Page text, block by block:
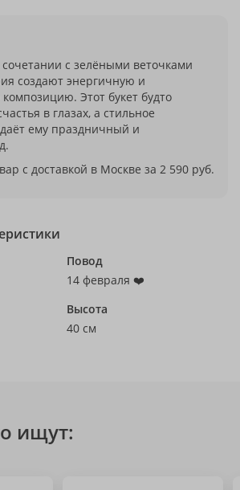
с зелёными веточками
создают энергичную и
Этот букет будто
в глазах, а стильное
ему праздничный и
с доставкой в Москве за 2 590 руб.
Повод
14 февраля ❤️
Высота
40 см
ищут: